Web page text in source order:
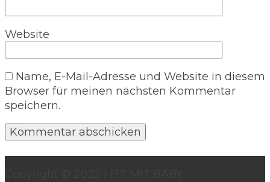
Website
Name, E-Mail-Adresse und Website in diesem
Browser für meinen nächsten Kommentar
speichern.